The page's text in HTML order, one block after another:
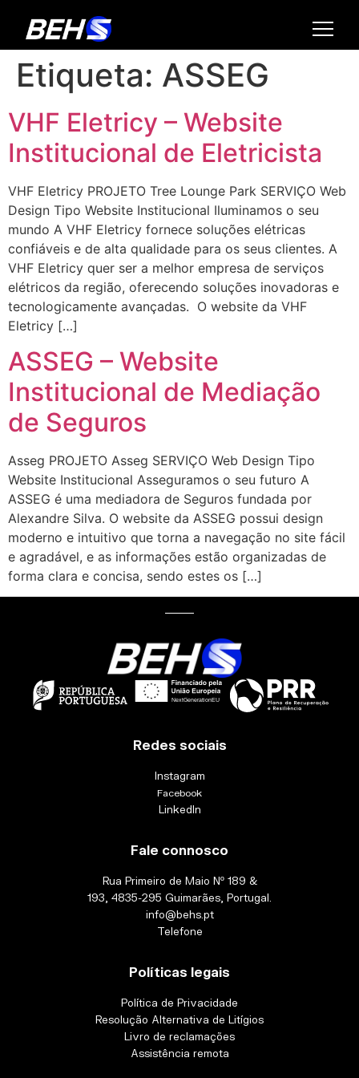
Etiqueta: ASSEG
VHF Eletricy – Website
Institucional de Eletricista
VHF Eletricy PROJETO Tree Lounge Park SERVIÇO Web
Design Tipo Website Institucional Iluminamos o seu
mundo A VHF Eletricy fornece soluções elétricas
confiáveis e de alta qualidade para os seus clientes. A
VHF Eletricy quer ser a melhor empresa de serviços
elétricos da região, oferecendo soluções inovadoras e
tecnologicamente avançadas. O website da VHF
Eletricy […]
ASSEG – Website
Institucional de Mediação
de Seguros
Asseg PROJETO Asseg SERVIÇO Web Design Tipo
Website Institucional Asseguramos o seu futuro A
ASSEG é uma mediadora de Seguros fundada por
Alexandre Silva. O website da ASSEG possui design
moderno e intuitivo que torna a navegação no site fácil
e agradável, e as informações estão organizadas de
forma clara e concisa, sendo estes os […]
Redes sociais
Instagram
Facebook
LinkedIn
Fale connosco
Rua Primeiro de Maio Nº 189 &
193, 4835-295 Guimarães, Portugal.
info@behs.pt
Telefone
Políticas legais
Política de Privacidade
Resolução Alternativa de Litígios
Livro de reclamações
Assistência remota